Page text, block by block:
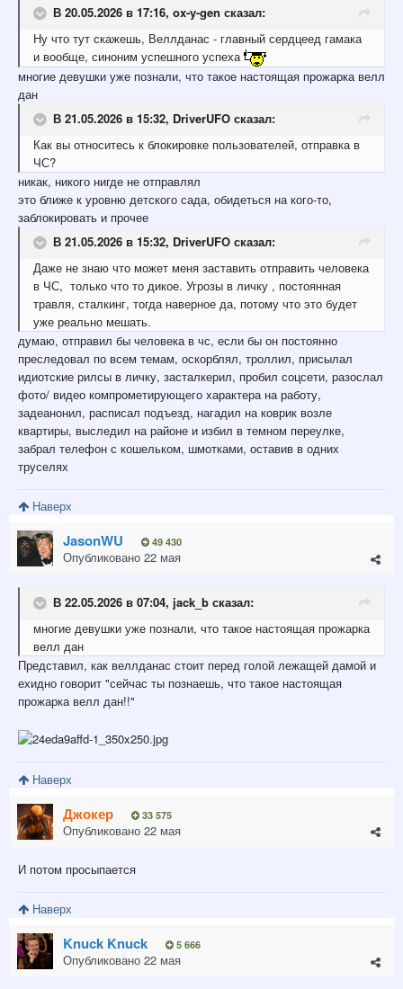
В 20.05.2026 в 17:16, ox-y-gen сказал:
Ну что тут скажешь, Веллданас - главный сердцеед гамака
и вообще, синоним успешного успеха
многие девушки уже познали, что такое настоящая прожарка велл
дан
В 21.05.2026 в 15:32, DriverUFO сказал:
Как вы относитесь к блокировке пользователей, отправка в
ЧС?
никак, никого нигде не отправлял
это ближе к уровню детского сада, обидеться на кого-то,
заблокировать и прочее
В 21.05.2026 в 15:32, DriverUFO сказал:
Даже не знаю что может меня заставить отправить человека
в ЧС, только что то дикое. Угрозы в личку , постоянная
травля, сталкинг, тогда наверное да, потому что это будет
уже реально мешать.
думаю, отправил бы человека в чс, если бы он постоянно
преследовал по всем темам, оскорблял, троллил, присылал
идиотские рилсы в личку, засталкерил, пробил соцсети, разослал
фото/ видео компрометирующего характера на работу,
задеанонил, расписал подъезд, нагадил на коврик возле
квартиры, выследил на районе и избил в темном переулке,
забрал телефон с кошельком, шмотками, оставив в одних
труселях
Наверх
JasonWU 49 430
Опубликовано 22 мая
В 22.05.2026 в 07:04, jack_b сказал:
многие девушки уже познали, что такое настоящая прожарка
велл дан
Представил, как веллданас стоит перед голой лежащей дамой и
ехидно говорит "сейчас ты познаешь, что такое настоящая
прожарка велл дан!!"
Наверх
Джокер 33 575
Опубликовано 22 мая
И потом просыпается
Наверх
Knuck Knuck 5 666
Опубликовано 22 мая